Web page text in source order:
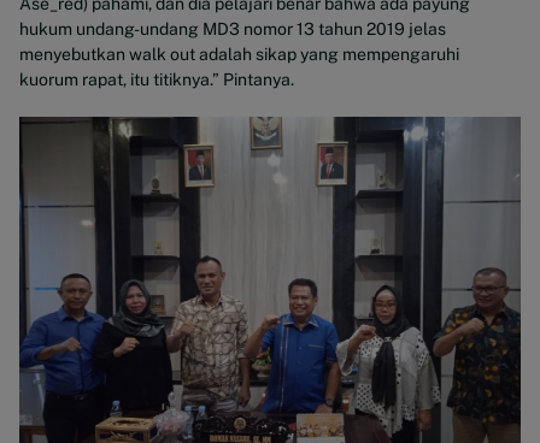
Ase_red) pahami, dan dia pelajari benar bahwa ada payung
hukum undang-undang MD3 nomor 13 tahun 2019 jelas
menyebutkan walk out adalah sikap yang mempengaruhi
kuorum rapat, itu titiknya.” Pintanya.